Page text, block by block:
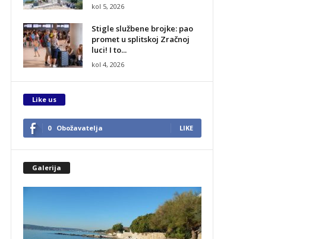
kol 5, 2026
Stigle službene brojke: pao
promet u splitskoj Zračnoj
luci! I to...
kol 4, 2026
Like us
0 Obožavatelja LIKE
Galerija